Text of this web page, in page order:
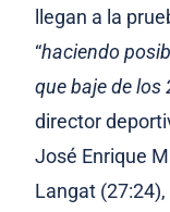
llegan a la
“haciendo
que baje de los
director
José Enrique
Langat